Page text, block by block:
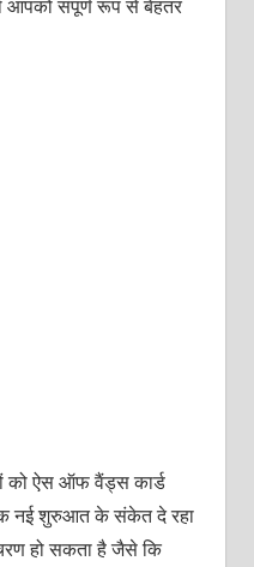
आपको संपूर्ण रूप से बेहतर
को ऐस ऑफ वैंड्स कार्ड
नई शुरुआत के संकेत दे रहा
हो सकता है जैसे कि